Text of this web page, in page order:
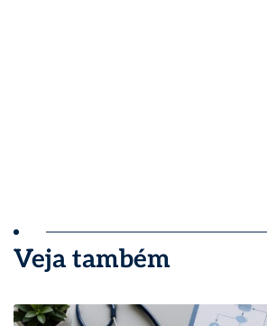
Veja também